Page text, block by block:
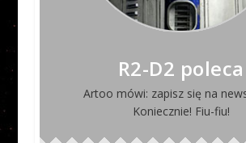
R2-D2 poleca
Artoo mówi: zapisz się na
Koniecznie! Fiu-fiu!